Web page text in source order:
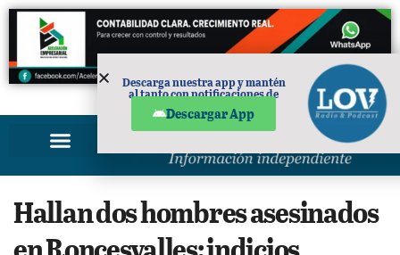
PUBLICIDAD
Hallan dos hombres asesinados
Descarga nuestra app y mantén
al tanto con notificaciones de
Descargar App